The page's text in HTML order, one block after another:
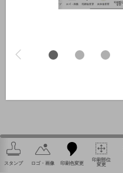
スタンプ ロゴ・画像 印刷色変更
印刷部位
変更